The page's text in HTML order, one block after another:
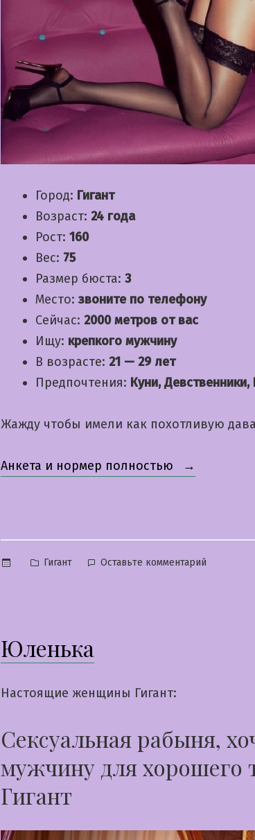
Город: Гигант
Возраст: 24 года
Рост: 160
Вес: 75
Размер бюста: 3
Место:звоните по телефону
Сейчас: 2000 метров от вас
Ищу: крепкого мужчину
В возрасте: 21 — 29 лет
Предпочтения: Куни,
Жажду чтобы имели как похотливую
Анкета и нормер полностью «Людмила»
Опубликовано
Гигант Оставьте комментарий
Юленька
Настоящие женщины Гигант:
Сексуальная рабыня,
мужчину для хорошего
Гигант